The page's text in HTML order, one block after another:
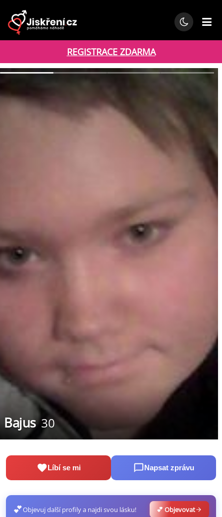
REGISTRACE ZDARMA
Bajus 30
Líbí se mi Napsat zprávu
💕Objevuj další profily a najdi svou lásku! 💕 Objevovat